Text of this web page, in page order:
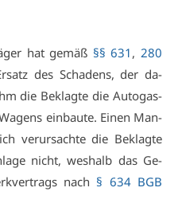
hat ge­mäß §§ 631 ,280
des Scha­dens, der da­
die Be­klag­te die Au­to­gas­
ein­bau­te. Ei­nen Man­
ver­ur­sach­te die Be­klag­te
nicht, wes­halb das Ge­
nach § 634 BGB